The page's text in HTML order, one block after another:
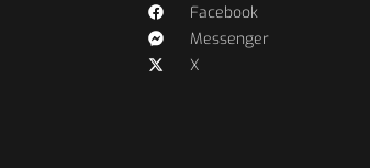
Facebook
Messenger
X